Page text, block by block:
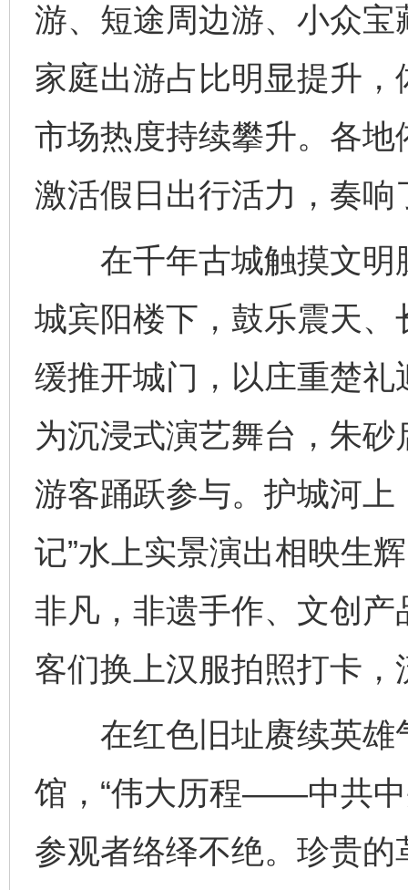
游、短途周边游、小众
家庭出游占比明显提升
市场热度持续攀升。各
激活假日出行活力，奏响
在千年古城触摸文明
城宾阳楼下，鼓乐震天
缓推开城门，以庄重楚
为沉浸式演艺舞台，朱
游客踊跃参与。护城河上
记”水上实景演出相映生
非凡，非遗手作、文创
客们换上汉服拍照打卡，
在红色旧址赓续英雄
馆，“伟大历程——中共中
参观者络绎不绝。珍贵